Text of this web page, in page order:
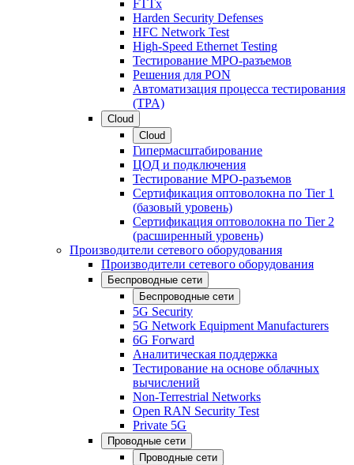
FTTx
Harden Security Defenses
HFC Network Test
High-Speed Ethernet Testing
Тестирование МРО-разъемов
Решения для PON
Автоматизация процесса тестирования
(TPA)
Cloud
Cloud
Гипермасштабирование
ЦОД и подключения
Тестирование МРО-разъемов
Сертификация оптоволокна по Tier 1
(базовый уровень)
Сертификация оптоволокна по Tier 2
(расширенный уровень)
Производители сетевого оборудования
Производители сетевого оборудования
Беспроводные сети
Беспроводные сети
5G Security
5G Network Equipment Manufacturers
6G Forward
Аналитическая поддержка
Тестирование на основе облачных
вычислений
Non-Terrestrial Networks
Open RAN Security Test
Private 5G
Проводные сети
Проводные сети